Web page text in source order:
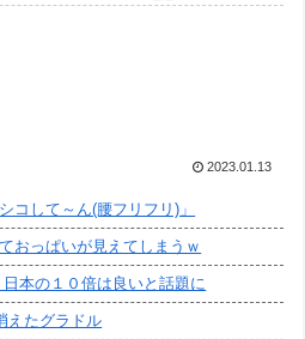
2023.01.13
コして～ん(腰フリフリ)」
おっぱいが見えてしまうｗ
本の１０倍は良いと話題に
えたグラドル